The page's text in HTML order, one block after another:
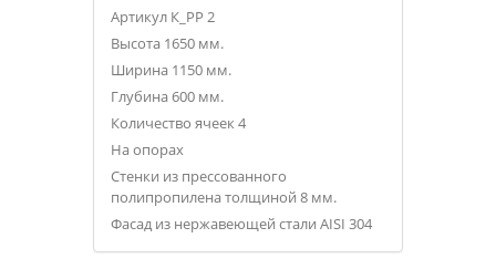
Артикул К_РР 2
Высота 1650 мм.
Ширина 1150 мм.
Глубина 600 мм.
Количество ячеек 4
На опорах
Стенки из прессованного
полипропилена толщиной 8 мм.
Фасад из нержавеющей стали AISI 304